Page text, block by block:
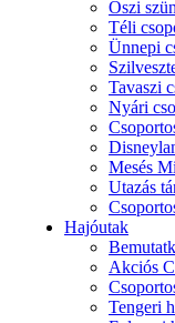
Őszi
Téli
Ünnepi
Tavaszi
Nyári
Mesés
Utazás
Hajóutak
Akciós
Tengeri